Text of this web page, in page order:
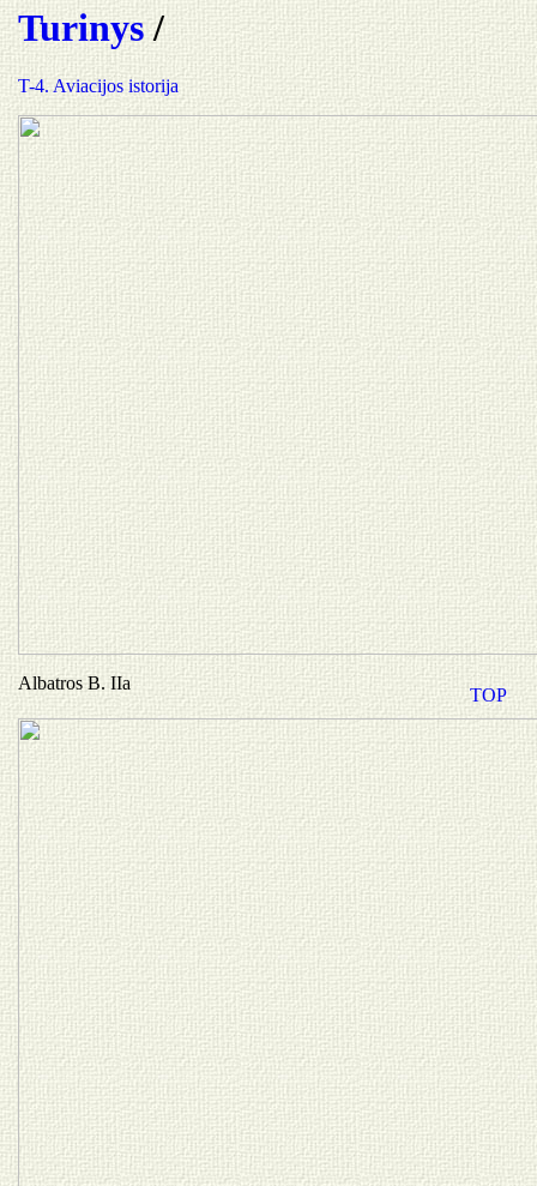
Turinys/
T-4. Aviacijos istorija
TOP
Albatros B. IIa